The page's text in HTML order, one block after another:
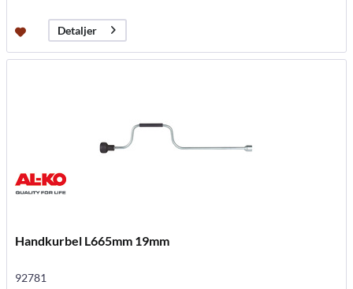
Detaljer
Handkurbel L665mm 19mm
92781